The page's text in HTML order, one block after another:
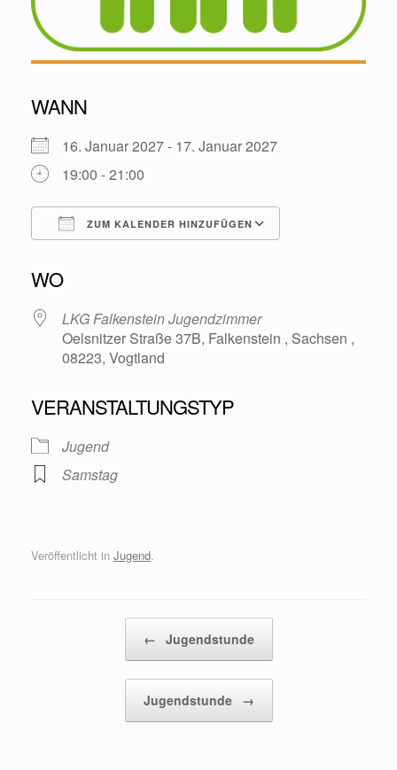
WANN
16. Januar 2027 - 17. Januar 2027
19:00 - 21:00
ZUM KALENDER HINZUFÜGEN
WO
LKG Falkenstein Jugendzimmer
Oelsnitzer Straße 37B, Falkenstein , Sachsen ,
08223, Vogtland
VERANSTALTUNGSTYP
Jugend
Samstag
Veröffentlicht in Jugend.
← Jugendstunde
Jugendstunde →